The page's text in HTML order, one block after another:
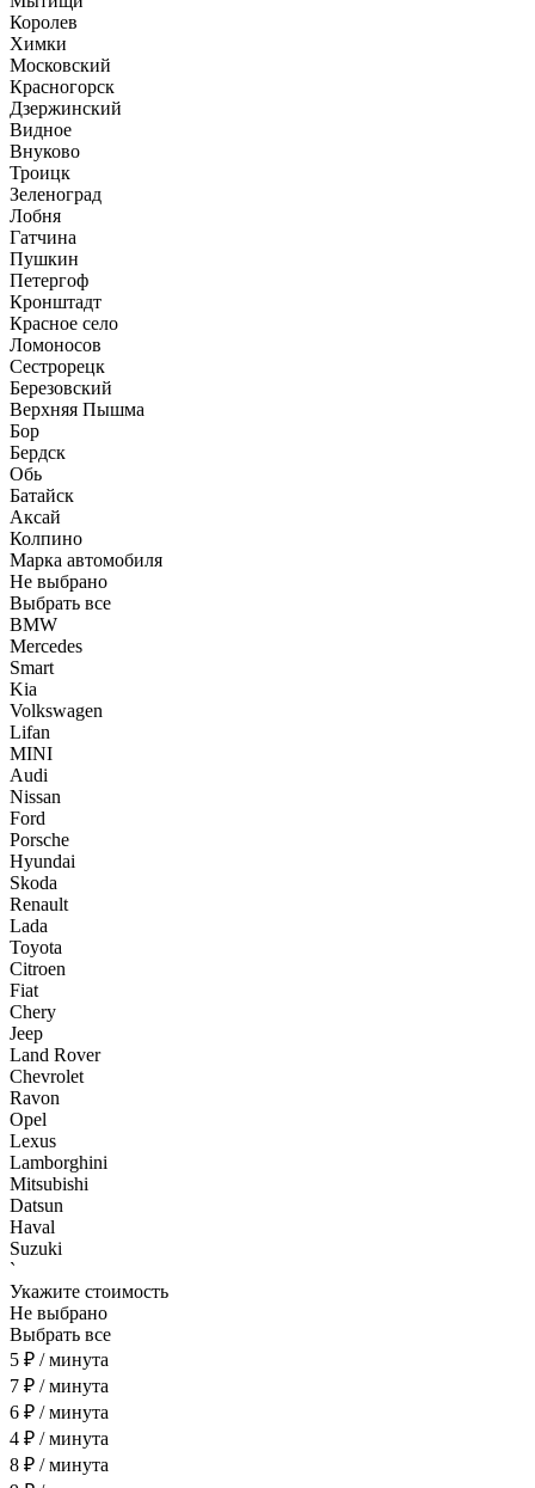
Королев
Химки
Московский
Красногорск
Дзержинский
Видное
Внуково
Троицк
Зеленоград
Лобня
Гатчина
Пушкин
Петергоф
Кронштадт
Красное село
Ломоносов
Сестрорецк
Березовский
Верхняя Пышма
Бор
Бердск
Обь
Батайск
Аксай
Колпино
Марка автомобиля
Не выбрано
Выбрать все
BMW
Mercedes
Smart
Kia
Volkswagen
Lifan
MINI
Audi
Nissan
Ford
Porsche
Hyundai
Skoda
Renault
Lada
Toyota
Citroen
Fiat
Chery
Jeep
Land Rover
Chevrolet
Ravon
Opel
Lexus
Lamborghini
Mitsubishi
Datsun
Haval
Suzuki
`
Укажите стоимость
Не выбрано
Выбрать все
5 ₽ / минута
7 ₽ / минута
6 ₽ / минута
4 ₽ / минута
8 ₽ / минута